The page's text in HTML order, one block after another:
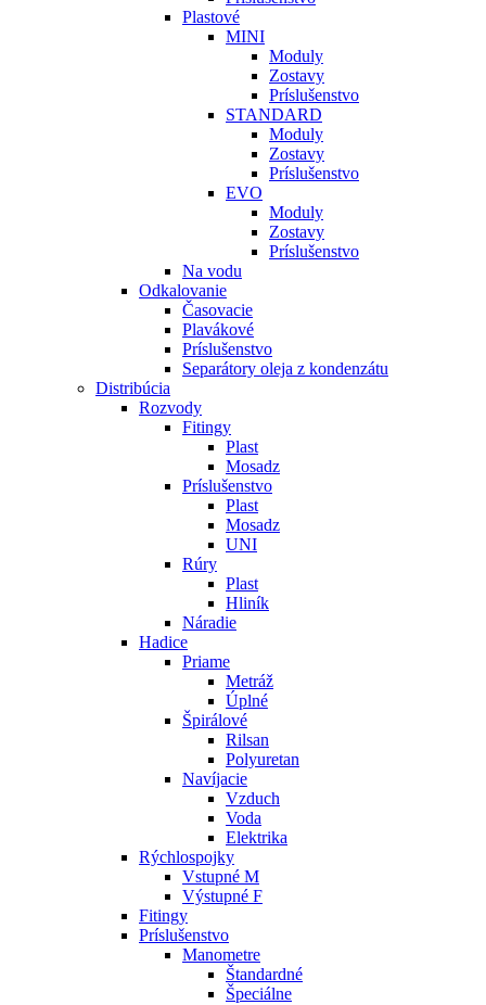
Plastové
MINI
Moduly
Zostavy
Príslušenstvo
STANDARD
Moduly
Zostavy
Príslušenstvo
EVO
Moduly
Zostavy
Príslušenstvo
Na vodu
Odkalovanie
Časovacie
Plavákové
Príslušenstvo
Separátory oleja z kondenzátu
Distribúcia
Rozvody
Fitingy
Plast
Mosadz
Príslušenstvo
Plast
Mosadz
UNI
Rúry
Plast
Hliník
Náradie
Hadice
Priame
Metráž
Úplné
Špirálové
Rilsan
Polyuretan
Navíjacie
Vzduch
Voda
Elektrika
Rýchlospojky
Vstupné M
Výstupné F
Fitingy
Príslušenstvo
Manometre
Štandardné
Špeciálne